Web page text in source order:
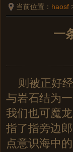
当前位置： haosf
一
则被正好经
与岩石结为
我们也可魔
指了指旁边
点意识海中